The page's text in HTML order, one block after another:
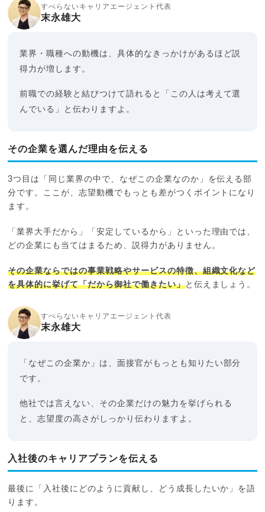
すべらないキャリアエージェント代表
末永雄大
業界・職種への動機は、具体的なきっかけがあるほど説
得力が増します。
前職での経験と結びつけて語れると「この人は考えて選
んでいる」と伝わりますよ。
その企業を選んだ理由を伝える
3つ目は「同じ業界の中で、なぜこの企業なのか」を伝える部
分です。ここが、志望動機でもっとも差がつくポイントになり
ます。
「業界大手だから」「安定しているから」といった理由では、
どの企業にも当てはまるため、説得力がありません。
その企業ならではの事業戦略やサービスの特徴、組織文化など
を具体的に挙げて「だから御社で働きたい」と伝えましょう。
すべらないキャリアエージェント代表
末永雄大
「なぜこの企業か」は、面接官がもっとも知りたい部分
です。
他社では言えない、その企業だけの魅力を挙げられる
と、志望度の高さがしっかり伝わりますよ。
入社後のキャリアプランを伝える
最後に「入社後にどのように貢献し、どう成長したいか」を語
ります。